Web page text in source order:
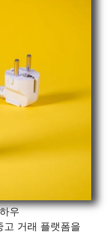
우
고 거래 플랫폼을